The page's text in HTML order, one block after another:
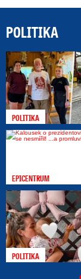
POLITIKA
POLITIKA
EPICENTRUM
POLITIKA